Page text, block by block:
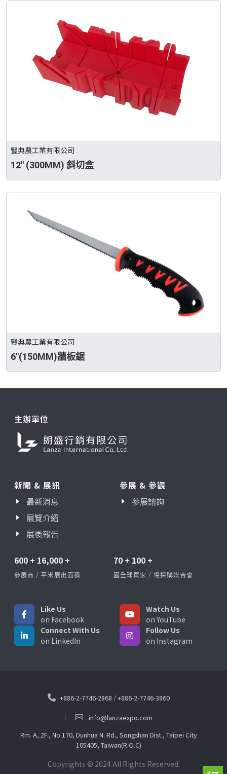
豎典農工業有限公司
12" (300MM) 斜切盒
豎典農工業有限公司
6"(150MM)牆板鋸
主辦單位
新聞 & 展訊
最新消息
展覽介紹
展後報告
參展 & 參觀
參展諮詢
600 + 16,000 +
參展商 / 平米展出面積
70 + 100 +
國全球買家 / 場採購媒合會
Like Us
on Facebook
Watch Us
on YouTube
Connect With Us
on LinkedIn
Follow Us
on Instagram
+886-2-7746-2868 /+886-2-7746-3860
info@lanzaexpo.com
Rm. A, 2F., No.170, Dunhua N. Rd., Songshan Dist., Taipei City
105405, Taiwan(R.O.C)
Copyrights © 2024 All Rights Reserved.